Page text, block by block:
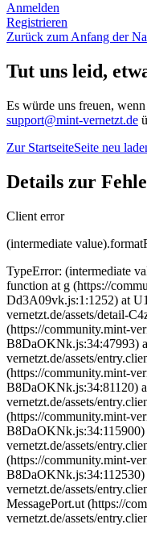
Anmelden
Registrieren
Zurück zum Anfang der
Tut uns leid,
Es würde uns freuen,
support@mint-vernetzt.de
Zur StartseiteSeite neu
Details zur
Client error
(intermediate
TypeError: (intermediate
function at g (https://
Dd3A09vk.js:1:1252) at
vernetzt.de/assets/detail-
(https://community.mint-
B8DaOKNk.js:34:47993)
vernetzt.de/assets/
(https://community.mint-
B8DaOKNk.js:34:81120)
vernetzt.de/assets/
(https://community.mint-
vernetzt.de/assets/
(https://community.mint-
vernetzt.de/assets/
MessagePort.ut (https://
vernetzt.de/assets/